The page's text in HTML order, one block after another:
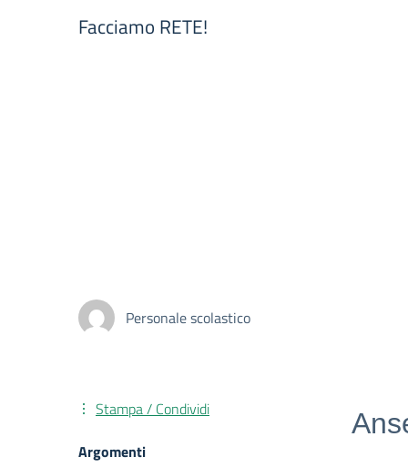
Facciamo RETE!
Personale scolastico
Stampa / Condividi
Argomenti